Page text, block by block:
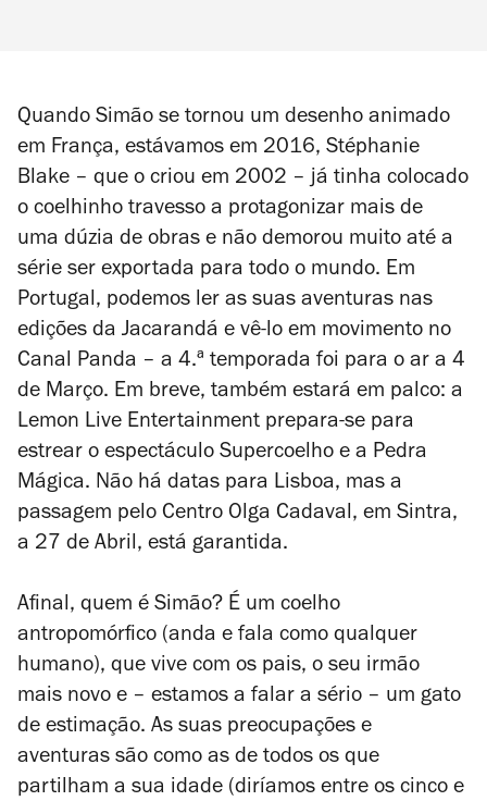
Quando Simão se tornou um desenho animado
em França, estávamos em 2016, Stéphanie
Blake – que o criou em 2002 – já tinha colocado
o coelhinho travesso a protagonizar mais de
uma dúzia de obras e não demorou muito até a
série ser exportada para todo o mundo. Em
Portugal, podemos ler as suas aventuras nas
edições da Jacarandá e vê-lo em movimento no
Canal Panda – a 4.ª temporada foi para o ar a 4
de Março. Em breve, também estará em palco: a
Lemon Live Entertainment prepara-se para
estrear o espectáculo Supercoelho e a Pedra
Mágica. Não há datas para Lisboa, mas a
passagem pelo Centro Olga Cadaval, em Sintra,
a 27 de Abril, está garantida.
Afinal, quem é Simão? É um coelho
antropomórfico (anda e fala como qualquer
humano), que vive com os pais, o seu irmão
mais novo e – estamos a falar a sério – um gato
de estimação. As suas preocupações e
aventuras são como as de todos os que
partilham a sua idade (diríamos entre os cinco e